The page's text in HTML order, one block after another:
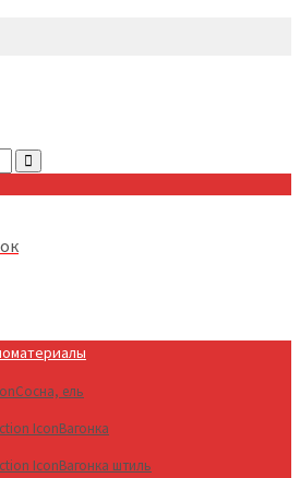
Сосна, ель
Вагонка
Вагонка штиль